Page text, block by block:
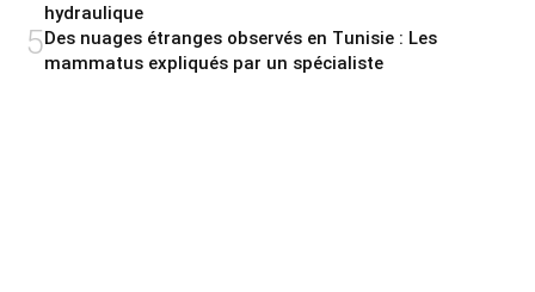
hydraulique
5Des nuages étranges observés en Tunisie : Les
mammatus expliqués par un spécialiste